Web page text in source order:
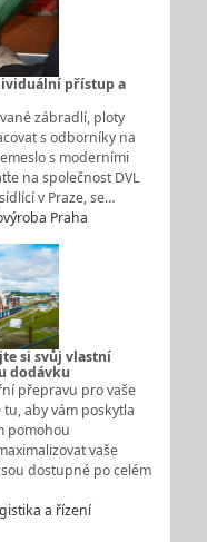
přístup a
zábradlí, ploty
s odborníky na
s moderními
na společnost DVL
sídlící v Praze, se…
Praha
si svůj vlastní
dodávku
přepravu pro vaše
aby vám poskytla
pomohou
vaše
dostupné po celém
a řízení